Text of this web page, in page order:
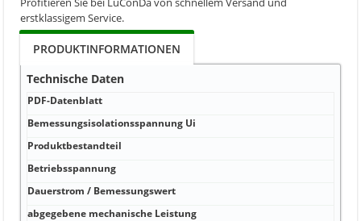
erstklassigem Service.
PRODUKTINFORMATIONEN
Technische Daten
PDF-Datenblatt
Bemessungsisolationsspannung Ui
Produktbestandteil
Betriebsspannung
Dauerstrom / Bemessungswert
abgegebene mechanische Leistung